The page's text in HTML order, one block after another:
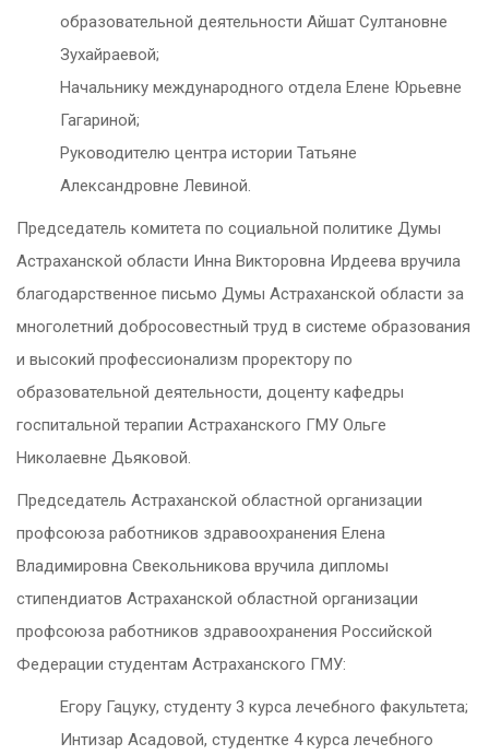
образовательной деятельности Айшат Султановне
Зухайраевой;
Начальнику международного отдела Елене Юрьевне
Гагариной;
Руководителю центра истории Татьяне
Александровне Левиной.
Председатель комитета по социальной политике Думы
Астраханской области Инна Викторовна Ирдеева вручила
благодарственное письмо Думы Астраханской области за
многолетний добросовестный труд в системе образования
и высокий профессионализм проректору по
образовательной деятельности, доценту кафедры
госпитальной терапии Астраханского ГМУ Ольге
Николаевне Дьяковой.
Председатель Астраханской областной организации
профсоюза работников здравоохранения Елена
Владимировна Свекольникова вручила дипломы
стипендиатов Астраханской областной организации
профсоюза работников здравоохранения Российской
Федерации студентам Астраханского ГМУ:
Егору Гацуку, студенту 3 курса лечебного факультета;
Интизар Асадовой, студентке 4 курса лечебного